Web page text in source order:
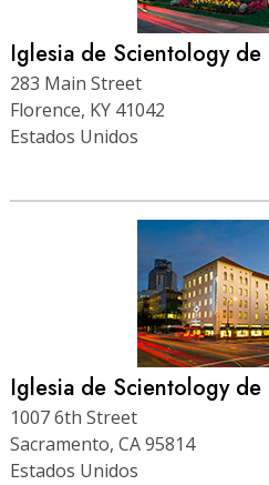
Iglesia de Scientology de
283 Main Street
Florence, KY 41042
Estados Unidos
Iglesia de Scientology de
1007 6th Street
Sacramento, CA 95814
Estados Unidos